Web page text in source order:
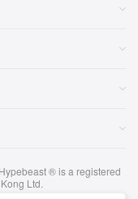
Hypebeast ® is a registered
Ltd.